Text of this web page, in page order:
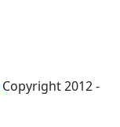
Copyright 2012 -